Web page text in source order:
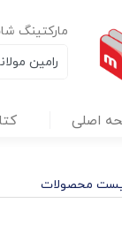
مارکتینگ
اصلی
محصولات